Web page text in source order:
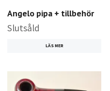
Angelo pipa + tillbehör
Slutsåld
LÄS MER